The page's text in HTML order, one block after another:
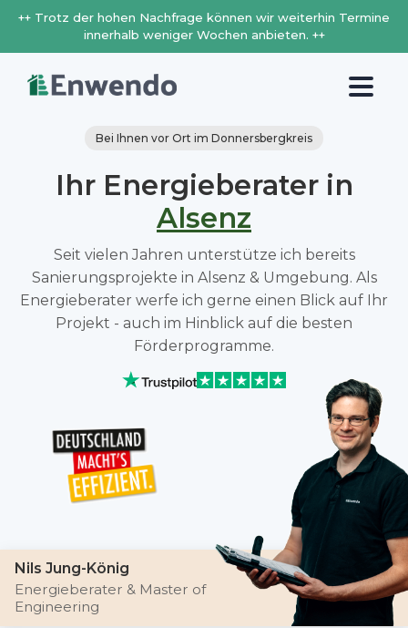
++ Trotz der hohen Nachfrage können wir weiterhin Termine
innerhalb weniger Wochen anbieten. ++
Bei Ihnen vor Ort im Donnersbergkreis
Ihr Energieberater in
Alsenz
Seit vielen Jahren unterstütze ich bereits
Sanierungsprojekte in Alsenz & Umgebung. Als
Energieberater werfe ich gerne einen Blick auf Ihr
Projekt - auch im Hinblick auf die besten
Förderprogramme.
Nils Jung-König
Energieberater & Master of
Engineering